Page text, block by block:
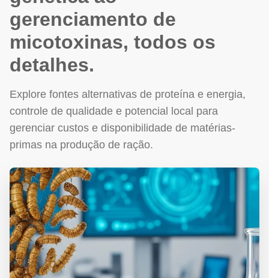
gerenciamento de
micotoxinas, todos os
detalhes.
Explore fontes alternativas de proteína e energia,
controle de qualidade e potencial local para
gerenciar custos e disponibilidade de matérias-
primas na produção de ração.